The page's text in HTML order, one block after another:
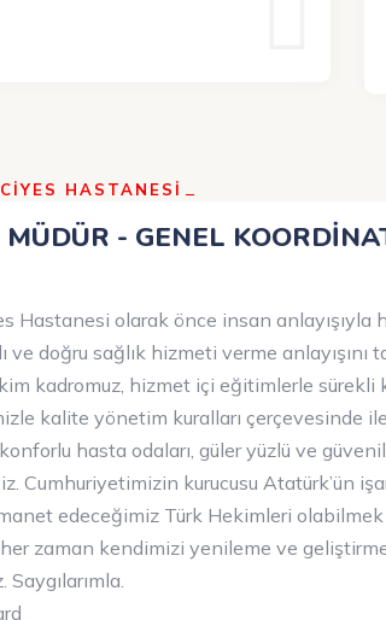
HASTANESİ
MÜDÜR - GENEL
Hastanesi olarak önce insan anlayışıyla
ve doğru sağlık hizmeti verme anlayışını
kadromuz, hizmet içi eğitimlerle
kalite yönetim kuralları çerçevesinde
hasta odaları, güler yüzlü ve
Cumhuriyetimizin kurucusu Atatürk’ün
edeceğimiz Türk Hekimleri
zaman kendimizi yenileme ve
Saygılarımla.